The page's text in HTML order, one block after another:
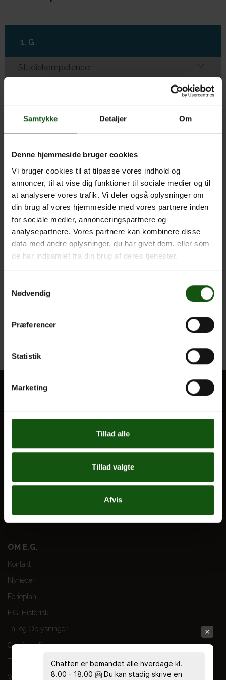
Samtykke Detaljer Om
Denne hjemmeside bruger cookies
Vi bruger cookies til at tilpasse vores indhold og
annoncer, til at vise dig funktioner til sociale medier og til
at analysere vores trafik. Vi deler også oplysninger om
din brug af vores hjemmeside med vores partnere inden
for sociale medier, annonceringspartnere og
analysepartnere. Vores partnere kan kombinere disse
data med andre oplysninger, du har givet dem, eller som
de har indsamlet fra din brug af deres tjenester.
Nødvendig
Præferencer
Statistik
Marketing
Tillad alle
Tillad valgte
Afvis
1. G
Studiekompetencer
2. G
Studiekompetencer
Personlige kompetencer
Sociale kompetencer
3. G.
Studiekompetencer
Personlige kompetencer
VORES UDDANNELSER
STX
OM E.G.
Kontakt
Nyheder
Ferieplan
E.G. Historisk
Tal og Oplysninger
Cookiepolitik
Tilgængelighedserklæring
Whistleblowerservice
Chatten er bemandet alle hverdage kl.
8.00 - 18.00 🤗 Du kan stadig skrive en